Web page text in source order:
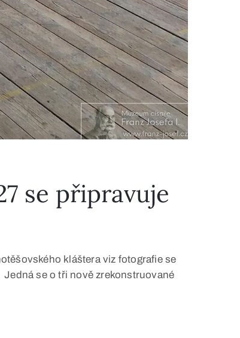
se připravuje
kláštera viz fotografie se
se o tři nově zrekonstruované